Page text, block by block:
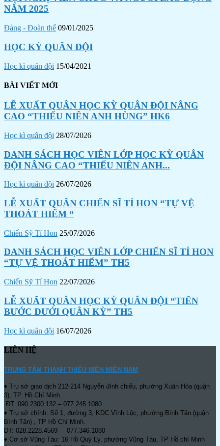
NĂM 2025
Đảng - Đoàn thể 09/01/2025
HỌC KỲ QUÂN ĐỘI
Học kì quân đội 15/04/2021
BÀI VIẾT MỚI
LỄ XUẤT QUÂN HỌC KỲ QUÂN ĐỘI NÂNG
CAO “THIẾU NIÊN ANH HÙNG” HK6
Học kì quân đội 28/07/2026
DANH SÁCH HỌC VIÊN LỚP HỌC KỲ QUÂN
ĐỘI NÂNG CAO “THIẾU NIÊN ANH...
Học kì quân đội 26/07/2026
LỄ XUẤT QUÂN CHIẾN SĨ TÍ HON “TỰ VỆ
THOÁT HIỂM “
Chiến Sỹ Tí Hon 25/07/2026
DANH SÁCH HỌC VIÊN LỚP CHIẾN SĨ TÍ HON
“TỰ VỆ THOÁT HIỂM” TH5
Chiến Sỹ Tí Hon 22/07/2026
LỄ XUẤT QUÂN HỌC KỲ QUÂN ĐỘI “TIẾN
BƯỚC DƯỚI QUÂN KỲ” TH5
Học kì quân đội 16/07/2026
LIÊN HỆ
TRUNG TÂM THANH THIẾU NIÊN MIỀN NAM
♦ Trụ sở giao dịch 212-214 Nguyễn đình chiểu, phường Xuân Hòa (quận
3), TP. Hồ Chí Minh.
ĐT: 090.2300.132 – 077.245.1080
♦ Trụ sở chính: Số 1, đường 3, KDC Vĩnh Lộc, phường Bình Tân (quận
Bình Tân) , TP Hồ Chí Minh.
ĐT: 028.2228.4569 – 077.346.1080
♦ Cơ sở Vũng Tàu: 16 Hồ Quý Ly, phường Vũng Tàu, TP Hồ chí Minh